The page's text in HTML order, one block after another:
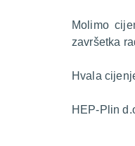
Molimo
završetka
Hvala
HEP-Plin